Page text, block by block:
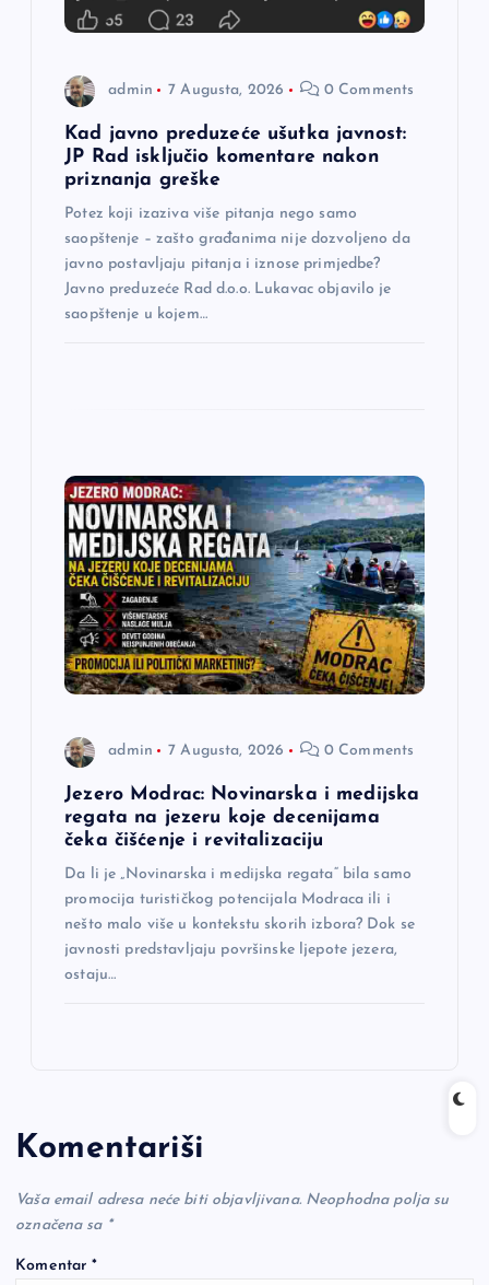
admin 7 Augusta, 2026 0 Comments
Kad javno preduzeće ušutka javnost:
JP Rad isključio komentare nakon
priznanja greške
Potez koji izaziva više pitanja nego samo
saopštenje – zašto građanima nije dozvoljeno da
javno postavljaju pitanja i iznose primjedbe?
Javno preduzeće Rad d.o.o. Lukavac objavilo je
saopštenje u kojem…
admin 7 Augusta, 2026 0 Comments
Jezero Modrac: Novinarska i medijska
regata na jezeru koje decenijama
čeka čišćenje i revitalizaciju
Da li je „Novinarska i medijska regata“ bila samo
promocija turističkog potencijala Modraca ili i
nešto malo više u kontekstu skorih izbora? Dok se
javnosti predstavljaju površinske ljepote jezera,
ostaju…
Komentariši
Vaša email adresa neće biti objavljivana. Neophodna polja su
označena sa *
Komentar*